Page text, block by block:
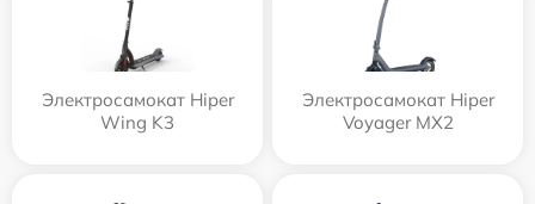
Электросамокат Hiper
Wing K3
Электросамокат Hiper
Voyager MX2